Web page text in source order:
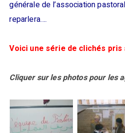
générale de l’association
reparlera….
Voici une série de clichés
Cliquer sur les photos pour les